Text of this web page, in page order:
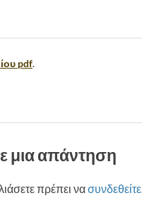
pdf.
μια απάντηση
πρέπει νασυνδεθείτε